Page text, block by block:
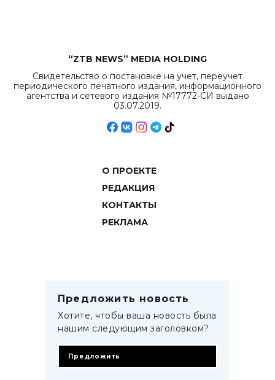
“ZTB NEWS” MEDIA HOLDING
Свидетельство о постановке на учет, переучет
периодического печатного издания, информационного
агентства и сетевого издания №17772-СИ выдано
03.07.2019.
О ПРОЕКТЕ
РЕДАКЦИЯ
КОНТАКТЫ
РЕКЛАМА
Предложить новость
Хотите, чтобы ваша новость была
нашим следующим заголовком?
Предложить